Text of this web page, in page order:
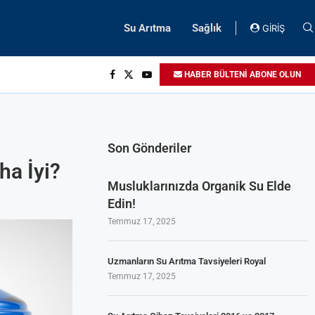
Su Arıtma Sağlık GİRİŞ
HABER BÜLTENİ ABONE OLUN
İyi?
Son Gönderiler
Musluklarınızda Organik Su Elde
Edin!
Temmuz 17, 2025
Uzmanların Su Arıtma Tavsiyeleri Royal
Temmuz 17, 2025